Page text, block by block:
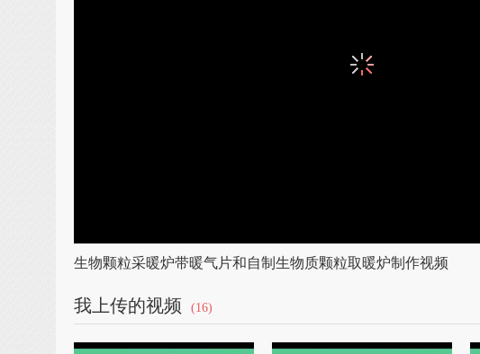
生物颗粒采暖炉带暖气片和自制生物质颗粒取暖炉制作视频
我上传的视频 (16)